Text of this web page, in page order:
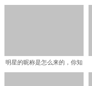
明星的昵称是怎么来的，你知